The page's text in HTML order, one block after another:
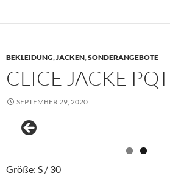
BEKLEIDUNG,JACKEN,SONDERANGEBOTE
CLICE JACKE PQT
SEPTEMBER 29, 2020
Größe: S / 30